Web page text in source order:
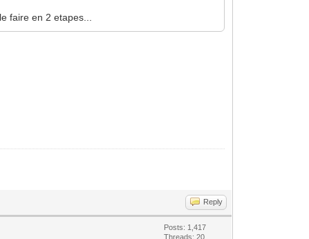
faire en 2 etapes...
Reply
Posts: 1,417
Threads: 20